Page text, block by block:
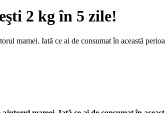
2 kg în 5 zile!
mamei. Iată ce ai de consumat în această